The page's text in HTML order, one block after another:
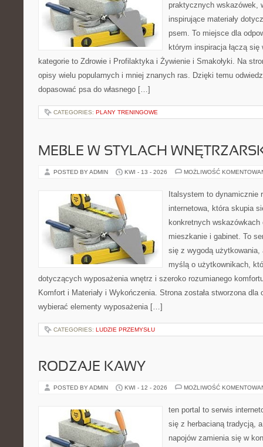
praktycznych wskazówek,
inspirujące materiały
psem. To miejsce dla
którym inspiracja łączą się
kategorie to Zdrowie i Profilaktyka i Żywienie i Smakołyki. Na
opisy wielu popularnych i mniej znanych ras. Dzięki temu
dopasować psa do własnego […]
CATEGORIES: PLANY TRENINGOWE
MEBLE W STYLACH
POSTED BY ADMIN KWI - 13 - 2026 MOŻLIWOŚĆ
Italsystem to dynamicznie
internetowa, która skupia
konkretnych
mieszkanie i gabinet. To
się z wygodą użytkowania,
myślą o użytkownikach,
dotyczących wyposażenia wnętrz i szeroko rozumianego
Komfort i Materiały i Wykończenia. Strona została stworzona
wybierać elementy wyposażenia […]
CATEGORIES: LUDZIE PRZEMYSŁU
RODZAJE KAWY
POSTED BY ADMIN KWI - 12 - 2026 MOŻLIWOŚĆ
ten portal to serwis
się z herbacianą tradycją,
napojów zamienia się w